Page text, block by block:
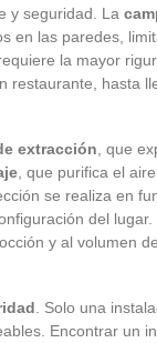
y seguridad. La
en las paredes,
la mayor
restaurante, hasta
extracción , que
, que purifica el
se realiza en
del lugar.
y al volumen
. Solo una
Encontrar un